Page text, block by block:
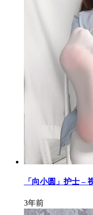
「向小圆」护士 –
3年前